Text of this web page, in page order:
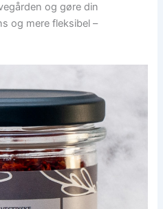
og gøre din
og mere fleksibel –